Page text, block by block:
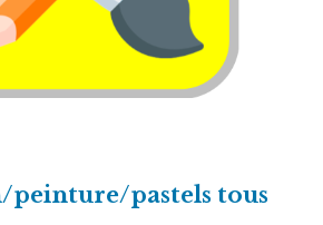
peinture/pastels tous